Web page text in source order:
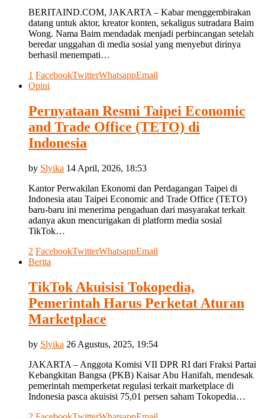
BERITAIND.COM, JAKARTA – Kabar menggembirakan
datang untuk aktor, kreator konten, sekaligus sutradara Baim
Wong. Nama Baim mendadak menjadi perbincangan setelah
beredar unggahan di media sosial yang menyebut dirinya
berhasil menempati…
1 FacebookTwitterWhatsappEmail
Opini
Pernyataan Resmi Taipei Economic
and Trade Office (TETO) di
Indonesia
by Slyika 14 April, 2026, 18:53
Kantor Perwakilan Ekonomi dan Perdagangan Taipei di
Indonesia atau Taipei Economic and Trade Office (TETO)
baru-baru ini menerima pengaduan dari masyarakat terkait
adanya akun mencurigakan di platform media sosial
TikTok…
2 FacebookTwitterWhatsappEmail
Berita
TikTok Akuisisi Tokopedia,
Pemerintah Harus Perketat Aturan
Marketplace
by Slyika 26 Agustus, 2025, 19:54
JAKARTA – Anggota Komisi VII DPR RI dari Fraksi Partai
Kebangkitan Bangsa (PKB) Kaisar Abu Hanifah, mendesak
pemerintah memperketat regulasi terkait marketplace di
Indonesia pasca akuisisi 75,01 persen saham Tokopedia…